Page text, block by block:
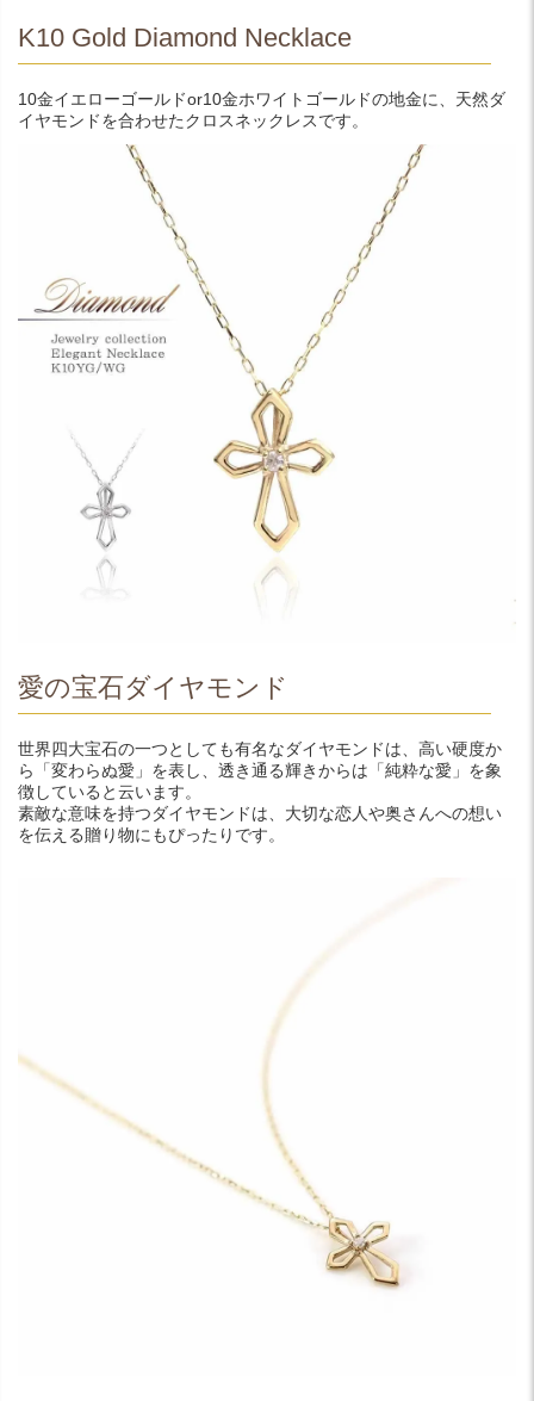
K10 Gold Diamond Necklace
10金イエローゴールドor10金ホワイトゴールドの地金に、天然ダ
イヤモンドを合わせたクロスネックレスです。
愛の宝石ダイヤモンド
世界四大宝石の一つとしても有名なダイヤモンドは、高い硬度か
ら「変わらぬ愛」を表し、透き通る輝きからは「純粋な愛」を象
徴していると云います。
素敵な意味を持つダイヤモンドは、大切な恋人や奥さんへの想い
を伝える贈り物にもぴったりです。